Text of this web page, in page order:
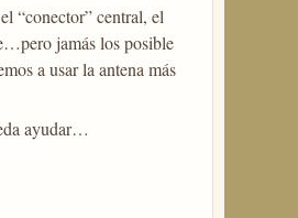
“conector” central, el
jamás los posible
a usar la antena más
ayudar…